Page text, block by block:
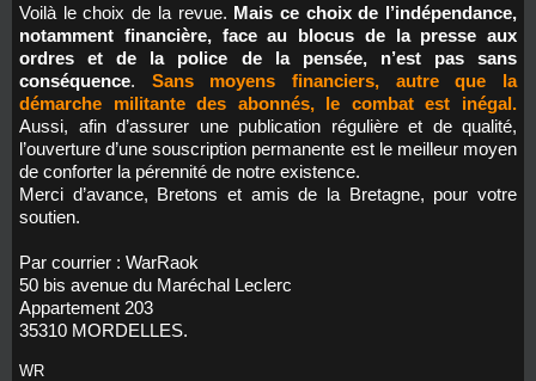
Voilà le choix de la revue. Mais ce choix de l’indépendance,
notamment financière, face au blocus de la presse aux
ordres et de la police de la pensée, n’est pas sans
conséquence. Sans moyens financiers, autre que la
démarche militante des abonnés, le combat est inégal.
Aussi, afin d’assurer une publication régulière et de qualité,
l’ouverture d’une souscription permanente est le meilleur moyen
de conforter la pérennité de notre existence.
Merci d’avance, Bretons et amis de la Bretagne, pour votre
soutien.
Par courrier : WarRaok
50 bis avenue du Maréchal Leclerc
Appartement 203
35310 MORDELLES.
WR